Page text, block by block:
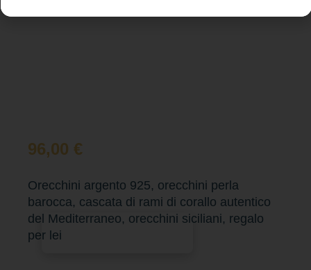
96,00 €
Orecchini argento 925, orecchini perla
barocca, cascata di rami di corallo autentico
del Mediterraneo, orecchini siciliani, regalo
per lei